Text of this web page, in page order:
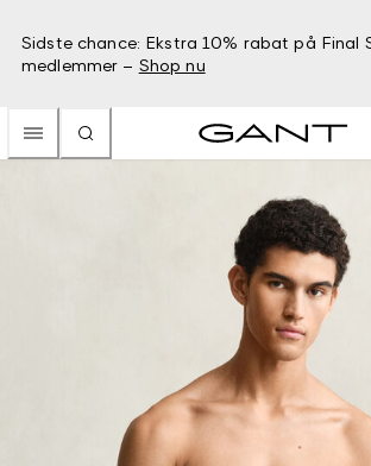
Sidste chance: Ekstra 10% rabat på Final
medlemmer – Shop nu